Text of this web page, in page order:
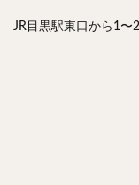
JR目黒駅東口から1〜